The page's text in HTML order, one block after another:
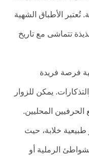
تُعتبر الأطباق الشهية
تتماشى مع تاريخ
فرصة فريدة
يمكن للزوار
الحرفيين المحليين.
خلابة، حيث
الرملية أو